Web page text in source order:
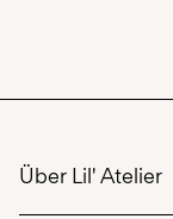
Über Lil' Atelier